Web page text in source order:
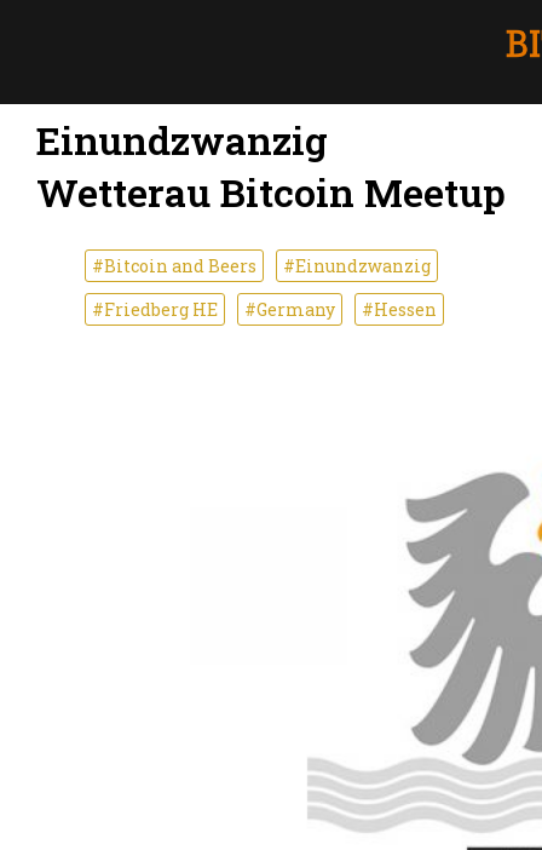
Einundzwanzig
Wetterau Bitcoin Meetup
#Bitcoin and Beers
#Einundzwanzig
#Friedberg HE
#Germany #Hessen